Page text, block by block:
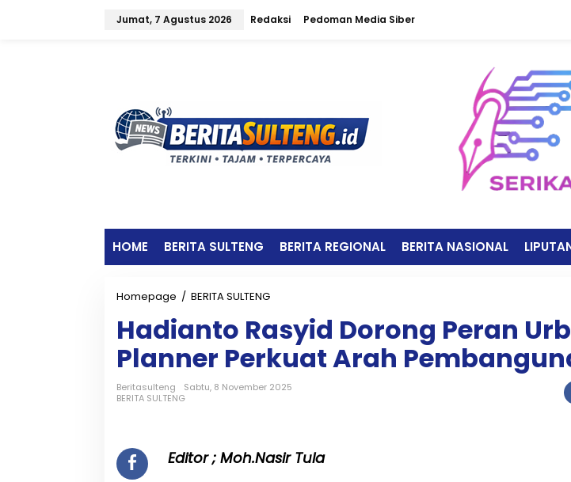
Jumat, 7 Agustus 2026 Redaksi Pedoman Media Siber
HOME BERITA SULTENG BERITA REGIONAL BERITA NASIONAL
Homepage / BERITA SULTENG
d
i
a
n
t
y
Hadianto Rasyid Dorong Peran
Planner Perkuat Arah
Beritasulteng
Sabtu, 8 November 2025
BERITA SULTENG
Editor ; Moh.Nasir Tula